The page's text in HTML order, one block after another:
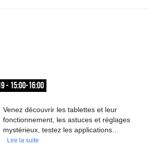
- 15:00-16:00
Venez découvrir les tablettes et leur
fonctionnement, les astuces et réglages
mystérieux, testez les applications…
Lire la suite